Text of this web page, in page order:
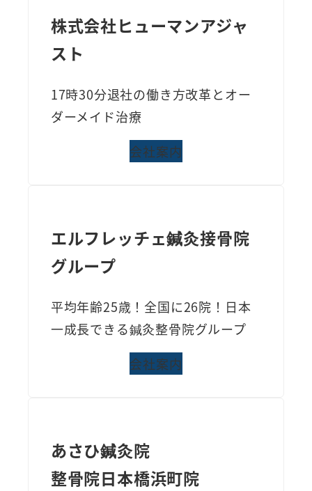
株式会社ヒューマンアジャ
スト
17時30分退社の働き方改革とオー
ダーメイド治療
会社案内
エルフレッチェ鍼灸接骨院
グループ
平均年齢25歳！全国に26院！日本
一成長できる鍼灸整骨院グループ
会社案内
あさひ鍼灸院
整骨院日本橋浜町院